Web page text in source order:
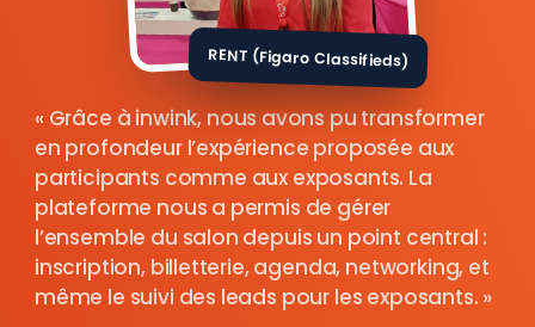
RENT (Figaro Classifieds)
Grâce à inwink, nous avons pu transformer
en profondeur l’expérience proposée aux
participants comme aux exposants. La
plateforme nous a permis de gérer
l’ensemble du salon depuis un point central :
inscription, billetterie, agenda, networking, et
même le suivi des leads pour les exposants.